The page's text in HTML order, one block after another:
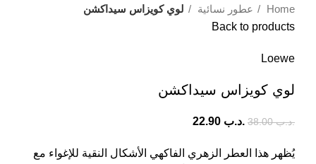
Home عطور نسائية
لوي كويزاس سيداكشن
Back to products
Loewe
لوي كويزاس سيداكشن
.د.ب38.00 .د.ب
يُظهر هذا العطر الزهري الفاكهي الأشكال النقية للإغواء مع